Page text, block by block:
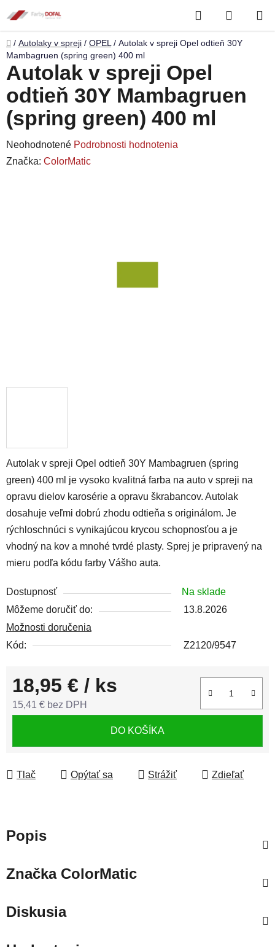
na
obsah
Hľadať
KOŠÍK
Domov
/ Autolaky v spreji / OPEL / Autolak v spreji Opel odtieň 30Y
Mambagruen (spring green) 400 ml
Autolak v spreji Opel odtieň 30Y Mambagruen (spring
green) 400 ml je vysoko kvalitná farba na auto v spreji na
opravu dielov karosérie a opravu škrabancov. Autolak
dosahuje veľmi dobrú zhodu odtieňa s originálom. Je
rýchloschnúci s vynikajúcou krycou schopnosťou a je
vhodný na kov a mnohé tvrdé plasty. Sprej je pripravený na
mieru podľa kódu farby Vášho auta.
Dostupnosť
Na sklade
Môžeme doručiť do:
13.8.2026
Možnosti doručenia
Kód:
Z2120/9547
18,95 € / ks
15,41 € bez DPH
DO KOŠÍKA
Tlač Opýtať sa Strážiť Zdieľať
Autolak v spreji Opel
odtieň 30Y Mambagruen
(spring green) 400 ml
Priemerné
hodnotenie
Neohodnotené Podrobnosti hodnotenia
Značka: ColorMatic
Popis
ZnačkaColorMatic
Diskusia